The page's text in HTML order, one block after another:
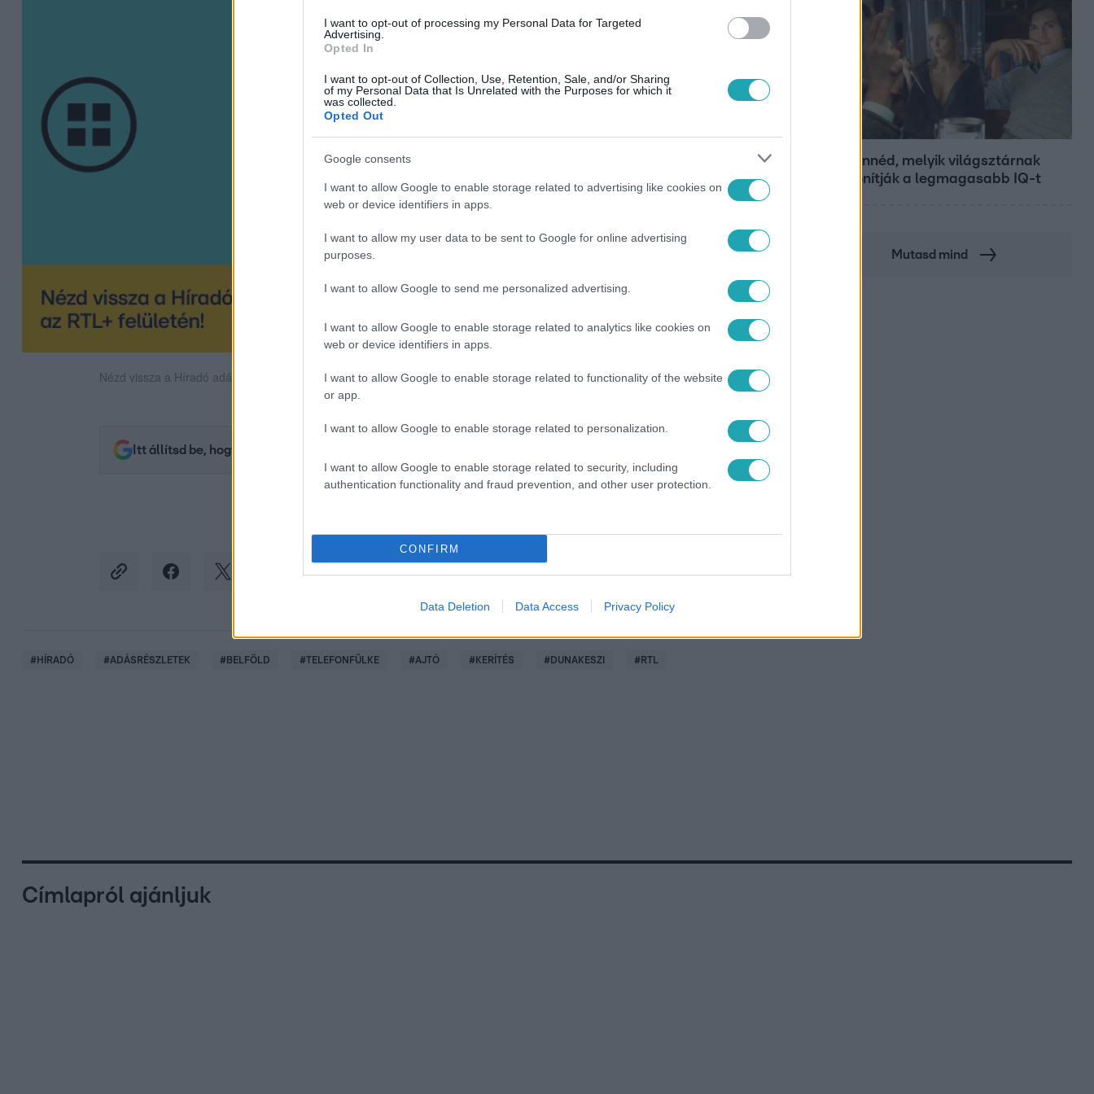
I want to opt-out of processing my Personal Data for Targeted
Advertising.
Opted In
I want to opt-out of Collection, Use, Retention, Sale, and/or Sharing
of my Personal Data that Is Unrelated with the Purposes for which it
was collected.
Opted Out
Google consents
I want to allow Google to enable storage related to advertising like cookies on
web or device identifiers in apps.
I want to allow my user data to be sent to Google for online advertising
purposes.
I want to allow Google to send me personalized advertising.
I want to allow Google to enable storage related to analytics like cookies on
web or device identifiers in apps.
I want to allow Google to enable storage related to functionality of the website
or app.
I want to allow Google to enable storage related to personalization.
I want to allow Google to enable storage related to security, including
authentication functionality and fraud prevention, and other user protection.
CONFIRM
Data Deletion Data Access Privacy Policy
Nézd vissza a Híradó adásait az RTL+ felületén!
Itt állítsd be, hogy az RTL.hu az elsők között legyen a Google-találatokban!
#HÍRADÓ #ADÁSRÉSZLETEK #BELFÖLD #TELEFONFÜLKE #AJTÓ #KERÍTÉS #DUNAKESZI #RTL
Nem hinnéd, melyik világsztárnak
tulajdonítják a legmagasabb IQ-t
Mutasd mind
Címlapról ajánljuk